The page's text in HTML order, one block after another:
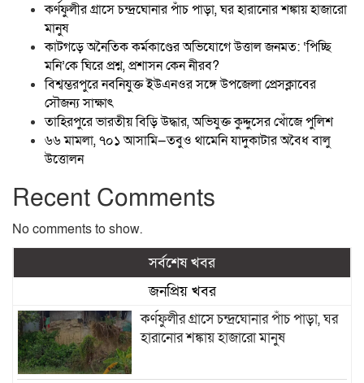
কর্ণফুলীর গ্রাসে চন্দ্রঘোনার পাঁচ পাড়া, ঘর হারানোর শঙ্কায় হাজারো
মানুষ
কাটগড়ে অনৈতিক কর্মকাণ্ডের অভিযোগে উত্তাল জনমত: ‘পিচ্ছি
মনি’কে ঘিরে প্রশ্ন, প্রশাসন কেন নীরব?
বিশ্বম্ভরপুরে নবনিযুক্ত ইউএনওর সঙ্গে উপজেলা প্রেসক্লাবের
সৌজন্য সাক্ষাৎ
তাহিরপুরে ভারতীয় বিড়ি উদ্ধার, অভিযুক্ত কুদ্দুসের খোঁজে পুলিশ
৬৬ মামলা, ৭০১ আসামি—তবুও থামেনি যাদুকাটার অবৈধ বালু
উত্তোলন
Recent Comments
No comments to show.
সর্বশেষ খবর
জনপ্রিয় খবর
কর্ণফুলীর গ্রাসে চন্দ্রঘোনার পাঁচ পাড়া, ঘর
হারানোর শঙ্কায় হাজারো মানুষ